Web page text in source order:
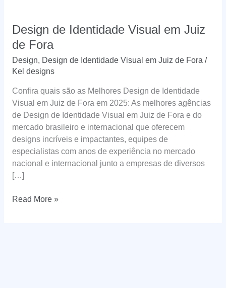
Design de Identidade Visual em Juiz
de Fora
Design, Design de Identidade Visual em Juiz de Fora /
Kel designs
Confira quais são as Melhores Design de Identidade
Visual em Juiz de Fora em 2025: As melhores agências
de Design de Identidade Visual em Juiz de Fora e do
mercado brasileiro e internacional que oferecem
designs incríveis e impactantes, equipes de
especialistas com anos de experiência no mercado
nacional e internacional junto a empresas de diversos
[…]
Design
Read More »